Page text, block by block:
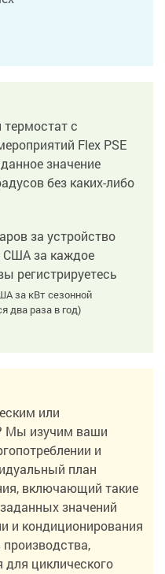
термостат с
Flex PSE
значение
без каких-либо
за устройство
США за каждое
регистрируетесь
за кВт сезонной
два раза в год)
или
Мы изучим ваши
и
план
включающий такие
значений
и кондиционирования
для циклического